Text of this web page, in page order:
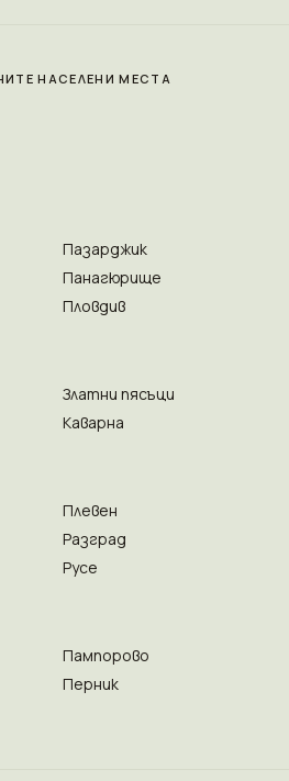
НАСЕЛЕНИ МЕСТА
Пазарджик
Панагюрище
Пловдив
Златни пясъци
Каварна
Плевен
Разград
Русе
Пампорово
Перник